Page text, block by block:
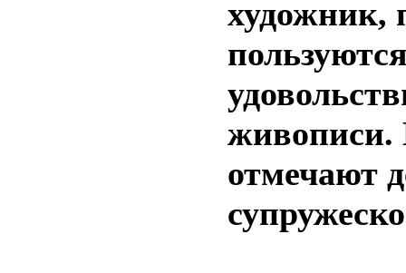
художник,
живописи.
отмечают